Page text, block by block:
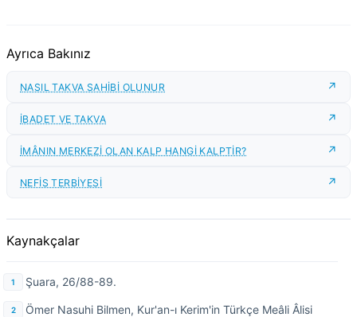
Ayrıca Bakınız
NASIL TAKVA SAHİBİ OLUNUR
İBADET VE TAKVA
İMÂNIN MERKEZİ OLAN KALP HANGİ KALPTİR?
NEFİS TERBİYESİ
Kaynakçalar
Şuara, 26/88-89.
Ömer Nasuhi Bilmen, Kur'an-ı Kerim'in Türkçe Meâli Âlisi